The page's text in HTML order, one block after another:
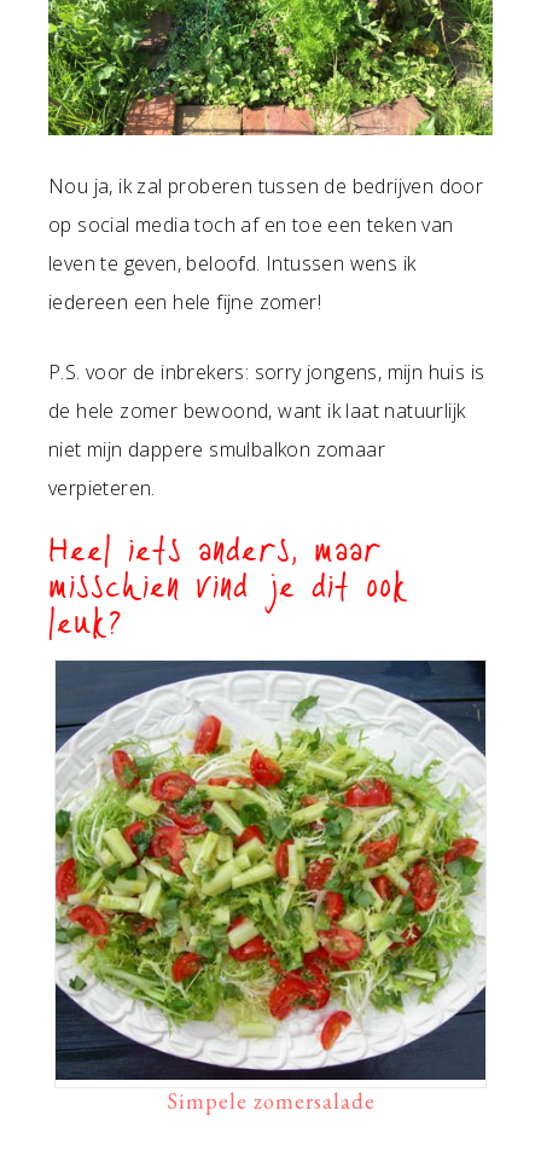
Nou ja, ik zal proberen tussen de bedrijven door
op social media toch af en toe een teken van
leven te geven, beloofd. Intussen wens ik
iedereen een hele fijne zomer!
P.S. voor de inbrekers: sorry jongens, mijn huis is
de hele zomer bewoond, want ik laat natuurlijk
niet mijn dappere smulbalkon zomaar
verpieteren.
Heel iets anders, maar
misschien vind je dit ook
leuk?
Simpele zomersalade